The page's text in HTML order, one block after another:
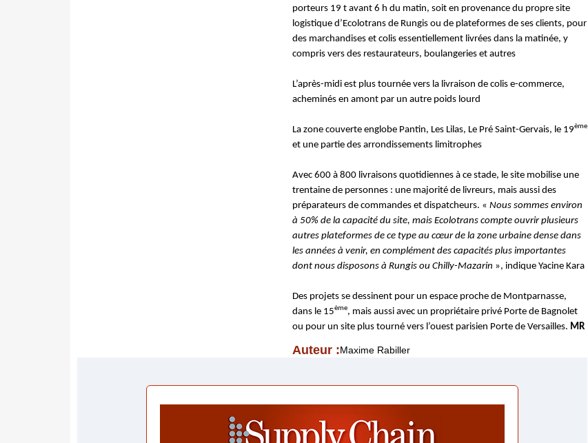
porteurs 19 t avant 6 h du matin, soit en provenance du propre site
logistique d’Ecolotrans de Rungis ou de plateformes de ses clients, pour
des marchandises et colis essentiellement livrées dans la matinée, y
compris vers des restaurateurs, boulangeries et autres
L’après-midi est plus tournée vers la livraison de colis e-commerce,
acheminés en amont par un autre poids lourd
La zone couverte englobe Pantin, Les Lilas, Le Pré Saint-Gervais, le 19ème
et une partie des arrondissements limitrophes
Avec 600 à 800 livraisons quotidiennes à ce stade, le site mobilise une
trentaine de personnes : une majorité de livreurs, mais aussi des
préparateurs de commandes et dispatcheurs. « Nous sommes environ
à 50% de la capacité du site, mais Ecolotrans compte ouvrir plusieurs
autres plateformes de ce type au cœur de la zone urbaine dense dans
les années à venir, en complément des capacités plus importantes
dont nous disposons à Rungis ou Chilly-Mazarin », indique Yacine Kara
Des projets se dessinent pour un espace proche de Montparnasse,
dans le 15ème, mais aussi avec un propriétaire privé Porte de Bagnolet
ou pour un site plus tourné vers l’ouest parisien Porte de Versailles. MR
Auteur :Maxime Rabiller